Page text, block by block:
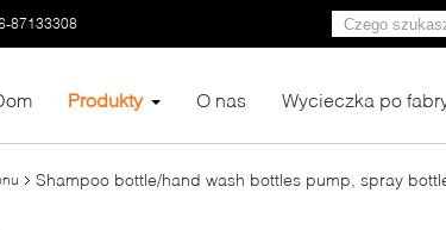
87133308
Produkty O nas Wycieczka po
Shampoo bottle/hand wash bottles pump, spray